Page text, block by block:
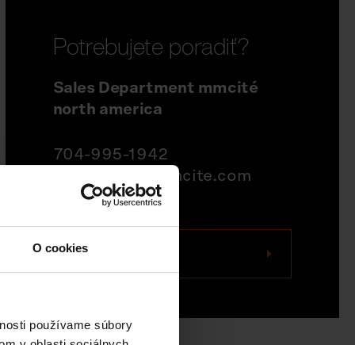
O cookies
používame súbory
Potrebujete poradiť?
Sales Department mmcité
north america
704-995-1942
quotations@mmcite.com
Kontaktujte nás